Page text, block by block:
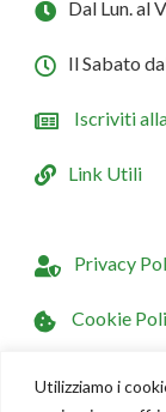
Utilizziamo i
Dal Lun. al
Il Sabato
Iscriviti
Link Utili
Privacy
Cookie